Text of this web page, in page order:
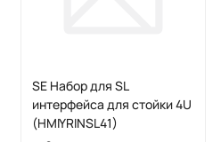
SE Набор для SL
интерфейса для стойки 4U
(HMIYRINSL41)